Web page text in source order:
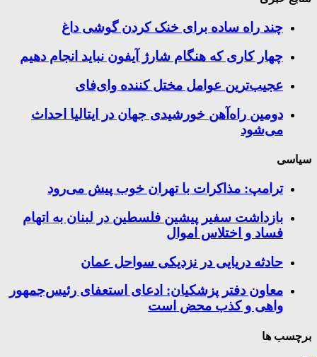
چند راه‌ ساده برای خنک کردن گوشی داغ
چهار کاری که هنگام شارژ آیفون نباید انجام دهیم
عجیب‌ترین عوامل مختل کننده وای‌فای
دومین راه‌آهن خورشیدی جهان در ایتالیا احداث
می‌شود
سیاسی
ترامپ: مذاکرات با تهران خوب پیش می‌رود
بازداشت سفیر پیشین فلسطین در لبنان به اتهام
فساد و اختلاس اموال
حادثه دریایی در نزدیکی سواحل عمان
معاون دفتر پزشکیان: ادعای استعفای رئیس‌جمهور
واهی و کذب محض است
برچسب ها